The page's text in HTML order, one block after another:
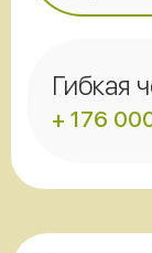
Гибкая
+ 176